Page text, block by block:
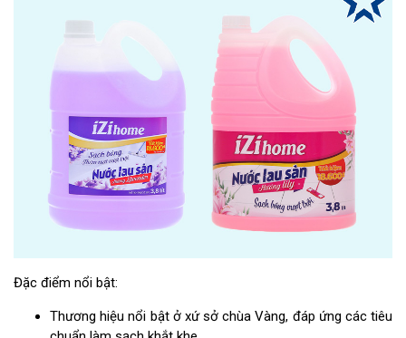
Đặc điểm nổi bật:
Thương hiệu nổi bật ở xứ sở chùa Vàng, đáp ứng các tiêu